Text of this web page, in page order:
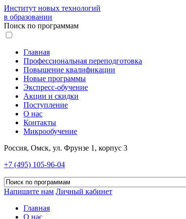
Институт новых технологий
в образовании
Поиск по программам
Главная
Профессиональная переподготовка
Повышение квалификации
Новые программы
Экспресс-обучение
Акции и скидки
Поступление
О нас
Контакты
Микрообучение
Россия, Омск, ул. Фрунзе 1, корпус 3
+7 (495) 105-96-04
Напишите нам Личный кабинет
Главная
О нас